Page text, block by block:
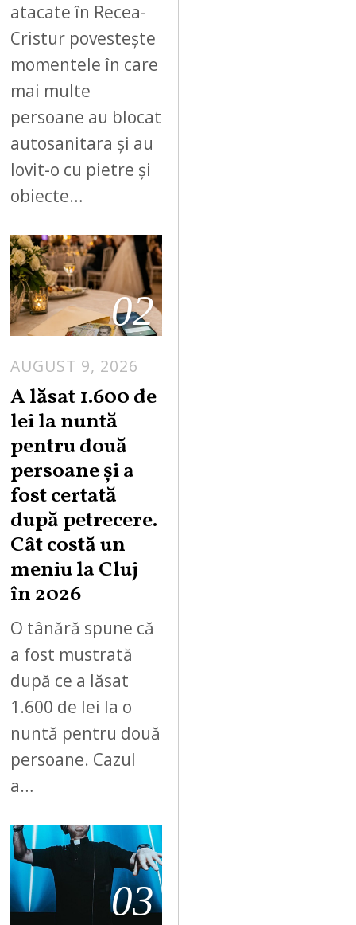
atacate în Recea-
Cristur povestește
momentele în care
mai multe
persoane au blocat
autosanitara și au
lovit-o cu pietre și
obiecte…
02
AUGUST 9, 2026
A lăsat 1.600 de
lei la nuntă
pentru două
persoane și a
fost certată
după petrecere.
Cât costă un
meniu la Cluj
în 2026
O tânără spune că
a fost mustrată
după ce a lăsat
1.600 de lei la o
nuntă pentru două
persoane. Cazul
a…
03